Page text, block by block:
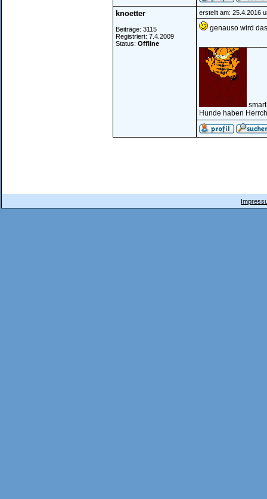
knoetter
Beiträge: 3115
Registriert: 7.4.2009
Status: Offline
erstellt am: 25.4.2016
genauso wird
Hunde haben